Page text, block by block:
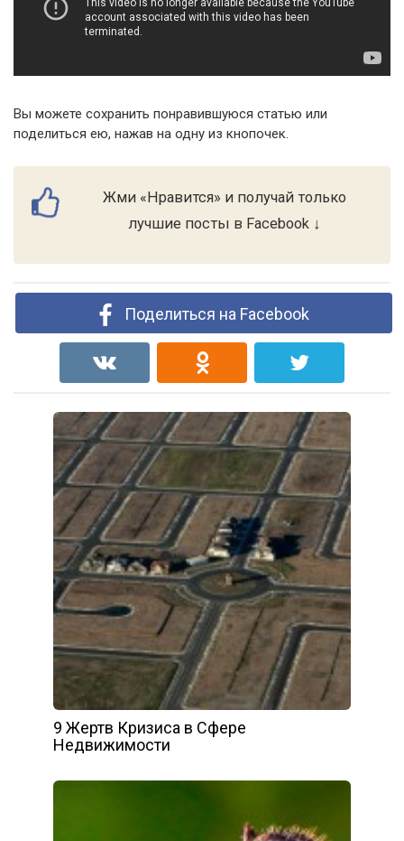
Вы можете сохранить понравившуюся статью или
поделиться ею, нажав на одну из кнопочек.
Жми «Нравится» и получай только
лучшие посты в Facebook ↓
Поделиться на Facebook
9 Жертв Кризиса в Сфере
Недвижимости